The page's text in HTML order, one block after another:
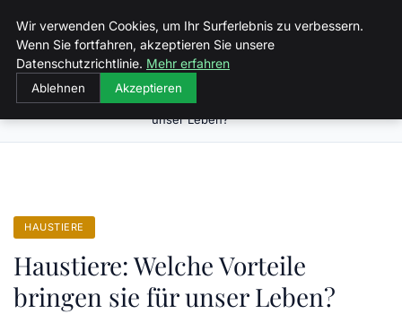
Malzminden
Haustiere: Welche Vorteile bringen sie für
unser Leben?
HAUSTIERE
Haustiere: Welche Vorteile
bringen sie für unser Leben?
Wir verwenden Cookies, um Ihr Surferlebnis zu verbessern.
Wenn Sie fortfahren, akzeptieren Sie unsere
Datenschutzrichtlinie. Mehr erfahren
Ablehnen Akzeptieren